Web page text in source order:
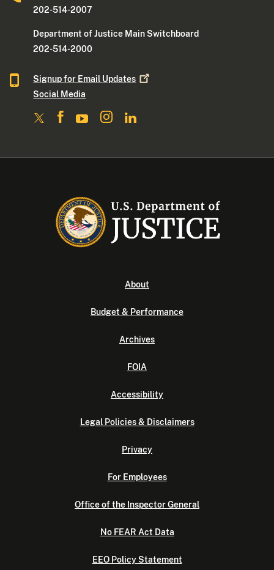
202-514-2007
Department of Justice Main Switchboard
202-514-2000
Signup for Email Updates
Social Media
About
Budget & Performance
Archives
FOIA
Accessibility
Legal Policies & Disclaimers
Privacy
For Employees
Office of the Inspector General
No FEAR Act Data
EEO Policy Statement